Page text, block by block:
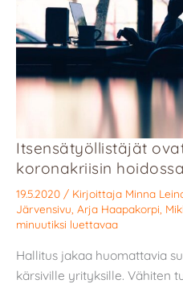
Itsensätyöllistäjät
koronakriisin hoidossa
19.5.2020 / Kirjoittaja Minna
Järvensivu Arja Haapakorpi
minuutiksi luettavaa
Hallitus jakaa huomattavia
kärsiville yrityksille. Vähiten